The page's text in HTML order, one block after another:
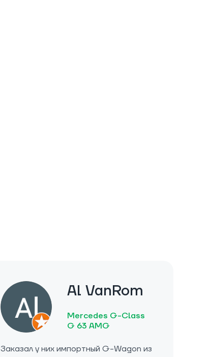
Al VanRom
Mercedes G-Class
G 63 AMG
Заказал у них импортный G-Wagon из